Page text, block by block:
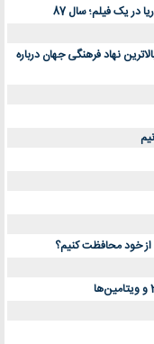
یک فیلم؛ سال 87
نهاد فرهنگی جهان درباره